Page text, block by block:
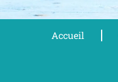
Accueil